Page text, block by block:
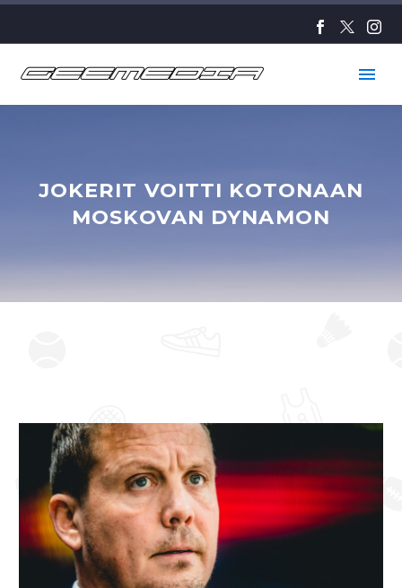
JOKERIT VOITTI KOTONAAN
MOSKOVAN DYNAMON